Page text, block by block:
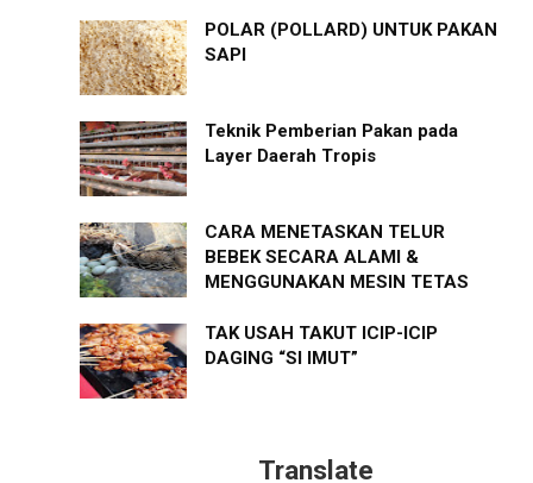
POLAR (POLLARD) UNTUK PAKAN
SAPI
Teknik Pemberian Pakan pada
Layer Daerah Tropis
CARA MENETASKAN TELUR
BEBEK SECARA ALAMI &
MENGGUNAKAN MESIN TETAS
TAK USAH TAKUT ICIP-ICIP
DAGING “SI IMUT”
Translate